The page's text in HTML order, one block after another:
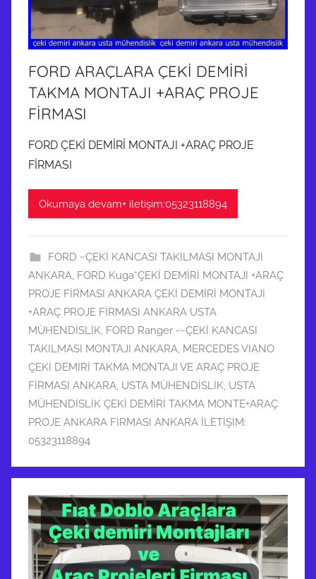
FORD ARAÇLARA ÇEKİ DEMİRİ
TAKMA MONTAJI +ARAÇ PROJE
FİRMASI
FORD ÇEKİ DEMİRİ MONTAJI +ARAÇ PROJE
FİRMASI
Okumaya devam+ iletişim:05323118894
FORD ~ÇEKİ KANCASI TAKILMASI MONTAJI
ANKARA, FORD Kuga*ÇEKİ DEMİRİ MONTAJI +ARAÇ
PROJE FİRMASI ANKARA ÇEKİ DEMİRİ MONTAJI
+ARAÇ PROJE FİRMASI ANKARA USTA
MÜHENDİSLİK, FORD Ranger -~ÇEKİ KANCASI
TAKILMASI MONTAJI ANKARA, MERCEDES VIANO
ÇEKİ DEMİRİ TAKMA MONTAJI VE ARAÇ PROJE
FİRMASI ANKARA, USTA MÜHENDİSLİK, USTA
MÜHENDİSLİK ÇEKİ DEMİRİ TAKMA MONTE+ARAÇ
PROJE ANKARA FİRMASI ANKARA İLETİŞİM:
05323118894